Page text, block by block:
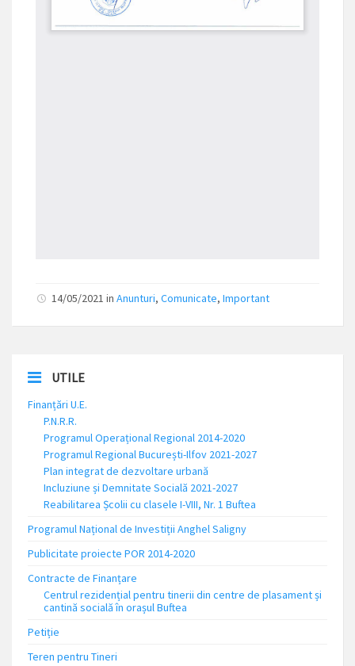
14/05/2021 in Anunturi, Comunicate, Important
UTILE
Finanțări U.E.
P.N.R.R.
Programul Operațional Regional 2014-2020
Programul Regional București-Ilfov 2021-2027
Plan integrat de dezvoltare urbană
Incluziune și Demnitate Socială 2021-2027
Reabilitarea Școlii cu clasele I-VIII, Nr. 1 Buftea
Programul Național de Investiții Anghel Saligny
Publicitate proiecte POR 2014-2020
Contracte de Finanțare
Centrul rezidențial pentru tinerii din centre de plasament și
cantină socială în orașul Buftea
Petiție
Teren pentru Tineri